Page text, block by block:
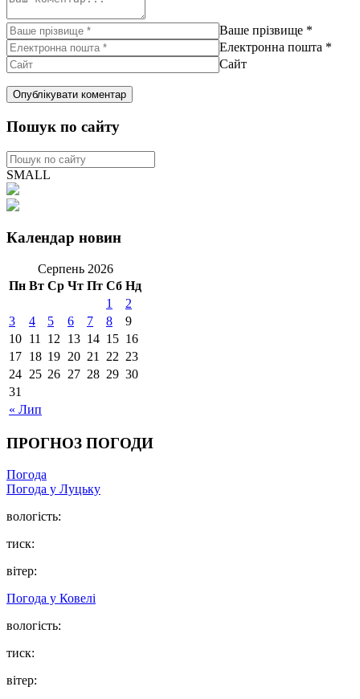
Ваше прізвище *
Електронна пошта *
Сайт
Пошук по сайту
SMALL
Календар новин
Серпень 2026
Пн Вт Ср Чт Пт Сб Нд
« Лип
1
2
3
4 5 6 7 8
9
10 11 12 13 14 15 16
17 18 19 20 21 22 23
24 25 26 27 28 29 30
31
ПРОГНОЗ ПОГОДИ
Погода
Погода у Луцьку
вологість:
тиск:
вітер:
Погода у Ковелі
вологість:
тиск:
вітер: